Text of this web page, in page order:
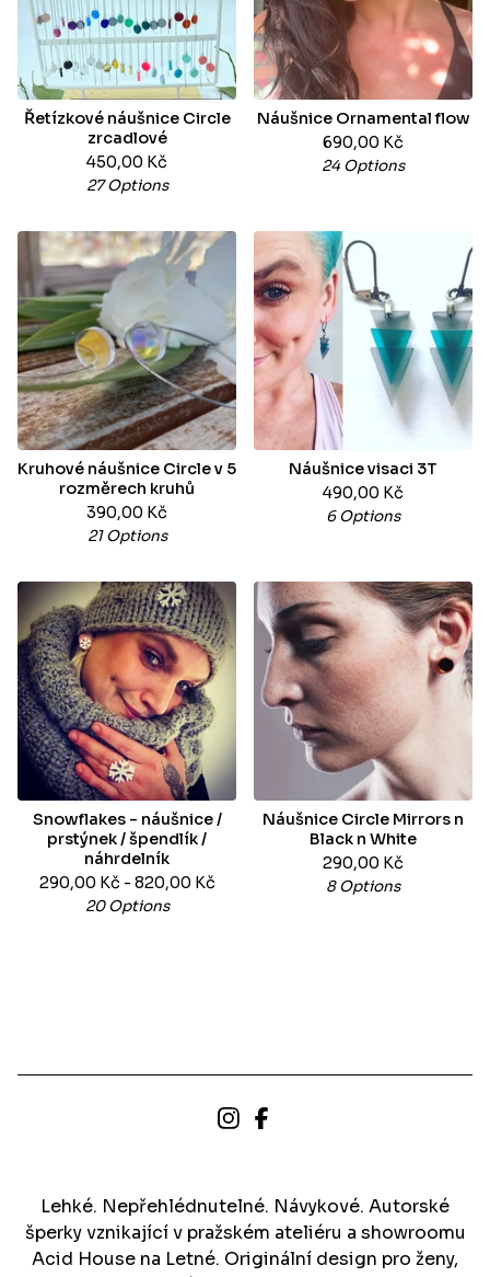
Řetízkové náušnice Circle
zrcadlové
450,00 Kč
27 Options
Náušnice Ornamental flow
690,00 Kč
24 Options
Kruhové náušnice Circle v 5
rozměrech kruhů
390,00 Kč
21 Options
Náušnice visaci 3T
490,00 Kč
6 Options
Snowflakes - náušnice /
prstýnek / špendlík /
náhrdelník
290,00 Kč - 820,00 Kč
20 Options
Náušnice Circle Mirrors n
Black n White
290,00 Kč
8 Options
Lehké. Nepřehlédnutelné. Návykové. Autorské
šperky vznikající v pražském ateliéru a showroomu
Acid House na Letné. Originální design pro ženy,